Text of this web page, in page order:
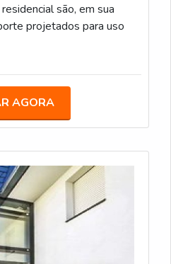
são, em sua
projetados para uso
AGORA